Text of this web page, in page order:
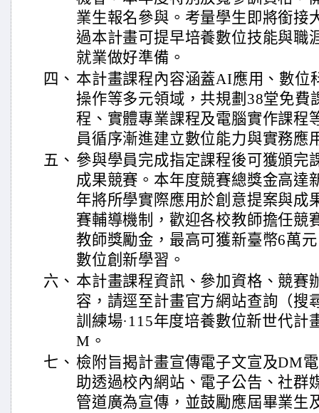
業生報名參與。考量學生即將銜接
過本計畫可提早培養數位技能與職
就業做好準備。
四、 本計畫課程內容涵蓋AI應用、數位
操作等多元領域，共規劃38堂免費
程、實體專業課程及電腦實作課程
員循序漸進建立數位能力與實務應
五、 參與學員完成指定課程後可獲頒完
成果競賽。本年度競賽總獎金高達
年將所學實際應用於創意提案與成
賽輔導機制，歡迎各校教師擔任競
教師獎勵金，最高可獲新臺幣6萬
數位創新學習。
六、 本計畫課程資訊、參加資格、競賽
容，請逕至計畫官方網站查詢（搜
訓練場·115年度培養數位新世代計
M。
七、 檢附旨揭計畫宣傳電子文宣及DM
助透過校內網站、電子公告、社群
管道廣為宣傳，並鼓勵應屆畢業生